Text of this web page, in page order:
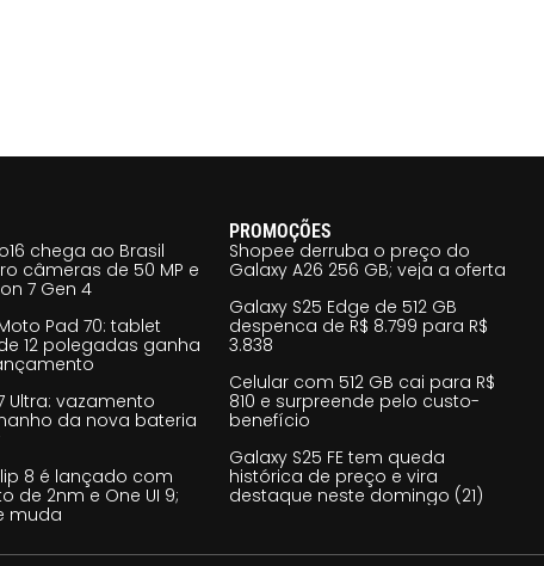
chega ao Brasil
câmeras de 50 MP e
7 Gen 4
Pad 70: tablet
12 polegadas ganha
Ultra: vazamento
da nova bateria
8 é lançado com
de 2nm e One UI 9;
muda
PROMOÇÕES
Shopee derruba o preço do
Galaxy A26 256 GB; veja a oferta
Galaxy S25 Edge de 512 GB
despenca de R$ 8.799 para R$
3.838
Celular com 512 GB cai para R$
810 e surpreende pelo custo-
benefício
Galaxy S25 FE tem queda
histórica de preço e vira
destaque neste domingo (21)